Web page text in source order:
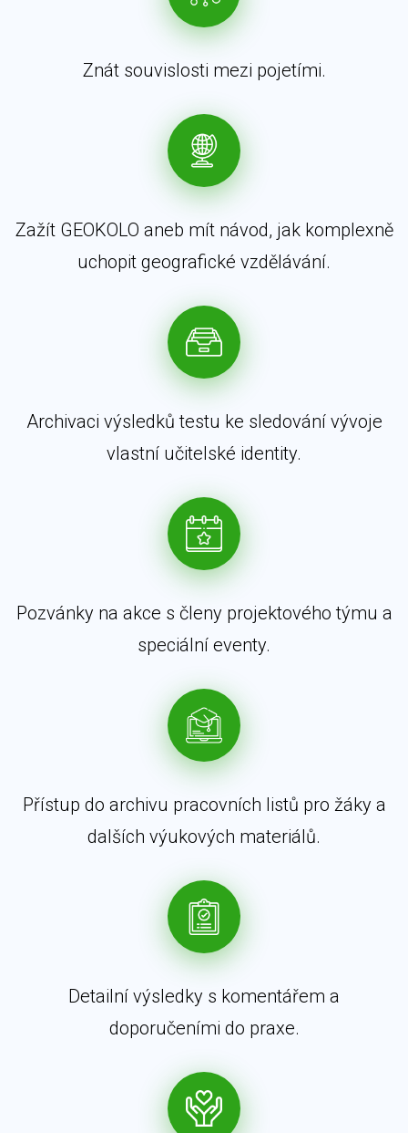
Znát souvislosti mezi pojetími.
Zažít GEOKOLO aneb mít návod, jak komplexně
uchopit geografické vzdělávání.
Archivaci výsledků testu ke sledování vývoje
vlastní učitelské identity.
Pozvánky na akce s členy projektového týmu a
speciální eventy.
Přístup do archivu pracovních listů pro žáky a
dalších výukových materiálů.
Detailní výsledky s komentářem a
doporučeními do praxe.